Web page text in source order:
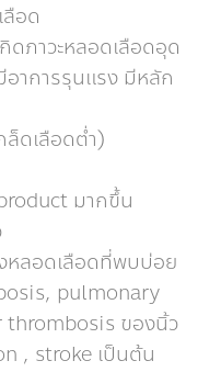
อด
ภาวะหลอดเลือดอุด
าการรุนแรง มีหลัก
ดเลือดต่ำ)
มากขึ้น
หลอดเลือดที่พบบ่อย
pulmonary
ของนิ้ว
, stroke เป็นต้น